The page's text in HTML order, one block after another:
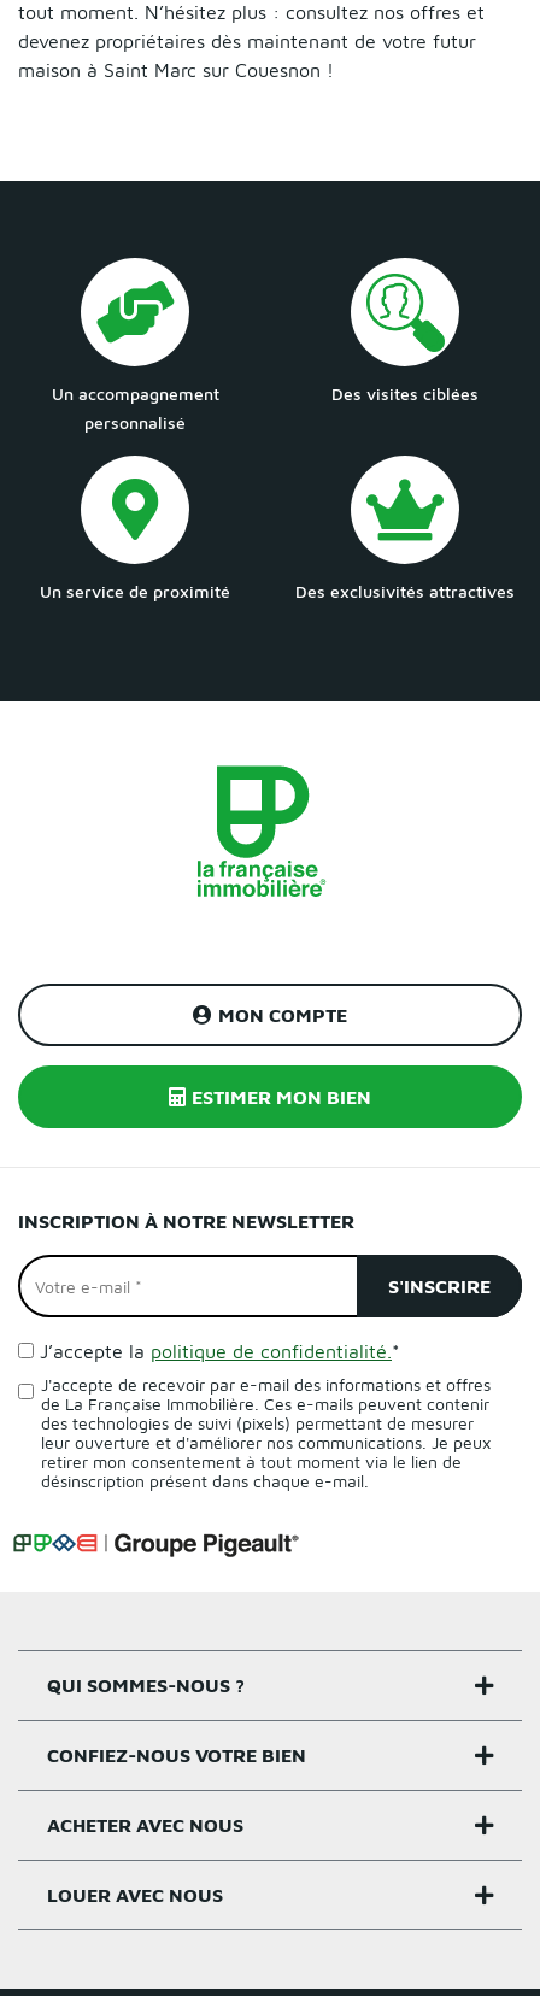
tout moment. N’hésitez plus : consultez nos offres et
devenez propriétaires dès maintenant de votre futur
maison à Saint Marc sur Couesnon !
Un accompagnement
personnalisé
Des visites ciblées
Un service de proximité Des exclusivités attractives
MON COMPTE
ESTIMER MON BIEN
INSCRIPTION À NOTRE NEWSLETTER
J’accepte la politique de confidentialité. *
J'accepte de recevoir par e-mail des informations et offres
de La Française Immobilière. Ces e-mails peuvent contenir
des technologies de suivi (pixels) permettant de mesurer
leur ouverture et d'améliorer nos communications. Je peux
retirer mon consentement à tout moment via le lien de
désinscription présent dans chaque e-mail.
QUI SOMMES-NOUS ?
Nos agences
Notre histoire
Nos valeurs
CONFIEZ-NOUS VOTRE BIEN
Estimer un bien
Critères estimation
ACHETER AVEC NOUS
Acheter sur Rennes
LOUER AVEC NOUS